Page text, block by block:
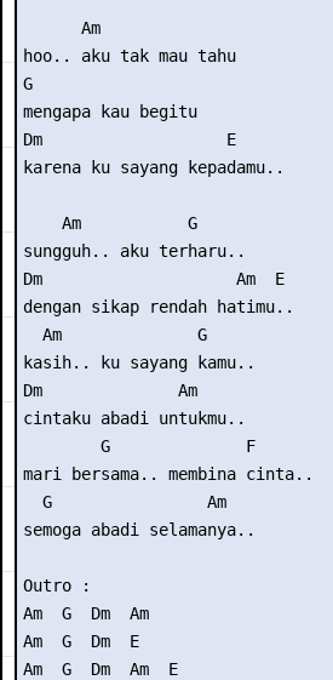
      Am
hoo.. aku tak mau tahu
G
mengapa kau begitu
Dm                   E
karena ku sayang kepadamu..
    Am           G
sungguh.. aku terharu..
Dm                    Am  E
dengan sikap rendah hatimu..
  Am              G
kasih.. ku sayang kamu..
Dm              Am
cintaku abadi untukmu..
        G              F
mari bersama.. membina cinta..
  G                Am
semoga abadi selamanya..
Outro :
Am  G  Dm  Am
Am  G  Dm  E
Am  G  Dm  Am  E